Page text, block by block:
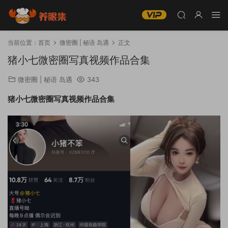
当前位置： 首页 微密圈 | 秘语 岛遇 正文
猪小七微密圈写真视频作品合集
微密圈 | 秘语 岛遇 343
猪小七微密圈写真视频作品合集